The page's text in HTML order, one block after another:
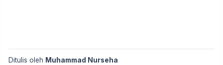
Ditulis oleh Muhammad Nurseha